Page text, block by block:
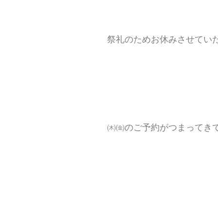
祭礼のためお休みさせてい
㈭㈮のご予約がつまってき